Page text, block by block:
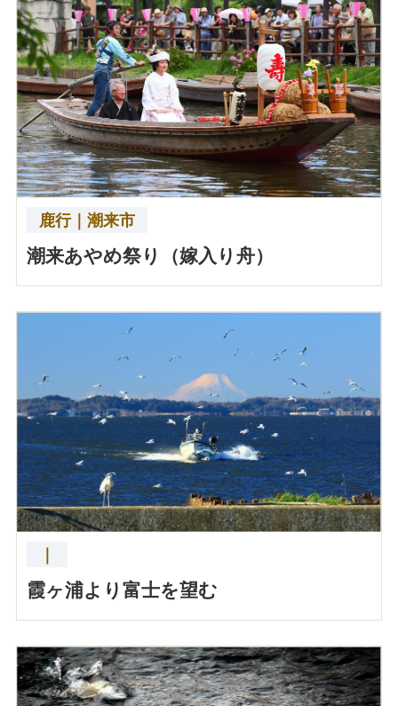
鹿行｜潮来市
潮来あやめ祭り（嫁入り舟）
霞ヶ浦より富士を望む